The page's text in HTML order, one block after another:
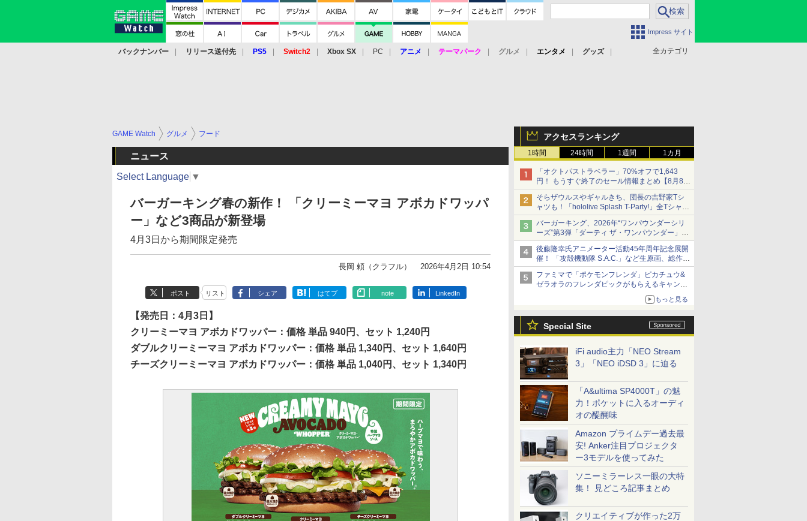
Impress サイト
全カテゴリ
バックナンバー リリース送付先 PS5 Switch2 Xbox SX PC アニメ テーマパーク グルメ エンタメ
グッズ
アクセスランキング
1時間 24時間 1週間 1カ月
「オクトパストラベラー」70%オフで1,643
円！ もうすぐ終了のセール情報まとめ【8月8日
更新】
ニンテンドーeショップでは「大神 絶景版」が
67%オフで990円
そらザウルスやギャルきち、団長の吉野家Tシ
ャツも！「hololive Splash T-Party!」全Tシャツ
ラインナップ公開＆オンライン販売開始
バーガーキング、2026年“ワンパウンダーシリ
ーズ”第3弾「ダーティ ザ・ワンパウンダー」を
8月7日発売
「特製ガーリックマヨソース」を使用した超大
型チーズバーガー
後藤隆幸氏アニメーター活動45年周年記念展開
催！ 「攻殻機動隊 S.A.C.」など生原画、総作画
監督修正が展示
ファミマで「ポケモンフレンダ」ピカチュウ&
ゼラオラのフレンダピックがもらえるキャンペ
もっと見る
Special Site
iFi audio主力「NEO Stream
3」「NEO iDSD 3」に迫る
「A&ultima SP4000T」の魅
力！ポケットに入るオーディ
オの醍醐味
Amazon プライムデー過去最
安! Anker注目プロジェクタ
ー3モデルを使ってみた
ソニーミラーレス一眼の大特
集！ 見どころ記事まとめ
クリエイティブが作った2万
GAME Watch グルメ フード
ニュース
Select Language ▼
バーガーキング春の新作！ 「クリーミーマヨ アボカドワッパ
ー」など3商品が新登場
4月3日から期間限定発売
長岡 頼（クラフル） 2026年4月2日 10:54
ポスト リスト シェア はてブ note LinkedIn
【発売日：4月3日】
クリーミーマヨ アボカドワッパー：価格 単品 940円、セット 1,240円
ダブルクリーミーマヨ アボカドワッパー：価格 単品 1,340円、セット 1,640円
チーズクリーミーマヨ アボカドワッパー：価格 単品 1,040円、セット 1,340円